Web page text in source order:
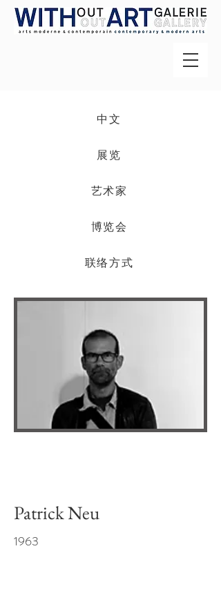
中文
展览
艺术家
博览会
联络方式
Patrick Neu
1963